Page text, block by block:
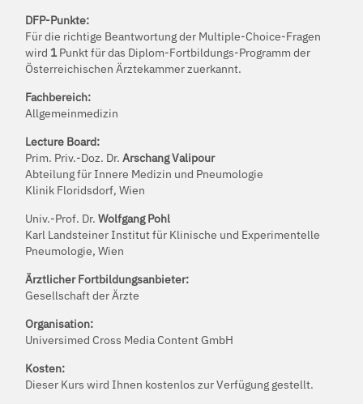
DFP-Punkte:
Für die richtige Beantwortung der Multiple-Choice-Fragen
wird1Punkt für das Diplom-Fortbildungs-Programm der
Österreichischen Ärztekammer zuerkannt.
Fachbereich:
Allgemeinmedizin
Lecture Board:
Prim. Priv.-Doz. Dr.Arschang Valipour
Abteilung für Innere Medizin und Pneumologie
Klinik Floridsdorf, Wien
Univ.-Prof. Dr.Wolfgang Pohl
Karl Landsteiner Institut für Klinische und Experimentelle
Pneumologie, Wien
Ärztlicher Fortbildungsanbieter:
Gesellschaft der Ärzte
Organisation:
Universimed Cross Media Content GmbH
Kosten:
Dieser Kurs wird Ihnen kostenlos zur Verfügung gestellt.